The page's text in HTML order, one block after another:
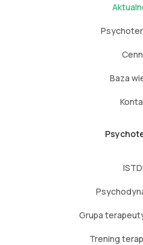
Baza
Grupa
Trening